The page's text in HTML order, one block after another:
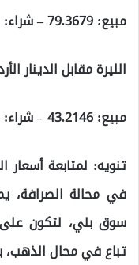
مبيع: 79.3679 – شراء: 78.8679
الليرة مقابل الدينار
مبيع: 43.2146 – شراء: 42.4646
تنويه: لمتابعة
في محالة الصرافة،
سوق بلي، لتكون
تباع في محال الذهب،